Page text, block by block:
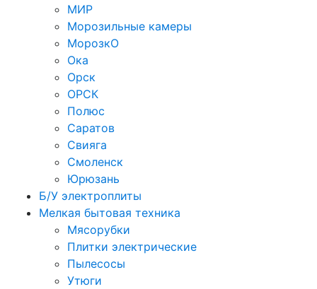
МИР
Морозильные камеры
МорозкО
Ока
Орск
ОРСК
Полюс
Саратов
Свияга
Смоленск
Юрюзань
Б/У электроплиты
Мелкая бытовая техника
Мясорубки
Плитки электрические
Пылесосы
Утюги